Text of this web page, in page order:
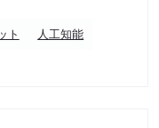
ト
人工知能